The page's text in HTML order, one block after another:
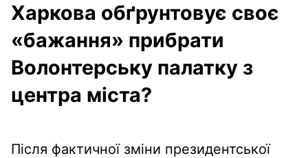
Харкова обґрунтовує своє
«бажання» прибрати
Волонтерську палатку з
центра міста?
Після фактичної зміни президентської